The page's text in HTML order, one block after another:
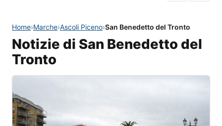
Home›Marche›Ascoli Piceno›San Benedetto del Tronto
Notizie di San Benedetto del
Tronto